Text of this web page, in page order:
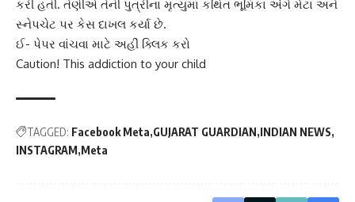
કરી હતી. તેણીએ તેની પુત્રીના મૃત્યુમાં કથિત ભૂમિકા અંગે મેટા અને
સ્નેપચેટ પર કેસ દાખલ કર્યા છે.
ઈ- પેપર વાંચવા માટે અહીં ક્લિક કરો
Caution! This addiction to your child
TAGGED: Facebook Meta GUJARAT GUARDIAN INDIAN NEWS
INSTAGRAM Meta